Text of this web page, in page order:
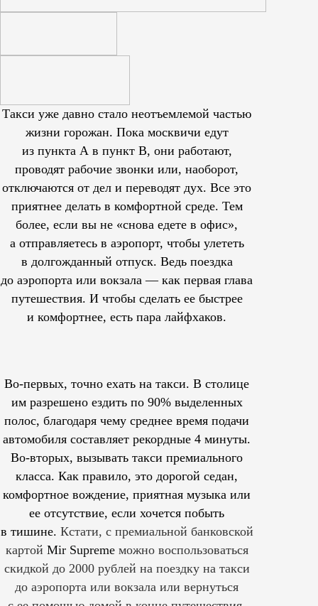
Такси уже давно стало неотъемлемой частью
жизни горожан. Пока москвичи едут
из пункта А в пункт В, они работают,
проводят рабочие звонки или, наоборот,
отключаются от дел и переводят дух. Все это
приятнее делать в комфортной среде. Тем
более, если вы не «снова едете в офис»,
а отправляетесь в аэропорт, чтобы улететь
в долгожданный отпуск. Ведь поездка
до аэропорта или вокзала — как первая глава
путешествия. И чтобы сделать ее быстрее
и комфортнее, есть пара лайфхаков.
Во-первых, точно ехать на такси. В столице
им разрешеноездить по 90% выделенных
полос, благодаря чему среднее время подачи
автомобиля составляет рекордные 4 минуты.
Во-вторых, вызывать такси премиального
класса. Как правило, это дорогой седан,
комфортное вождение, приятная музыка или
ее отсутствие, если хочется побыть
в тишине. Кстати, с премиальной банковской
картой Mir Supreme можно воспользоваться
скидкой до 2000 рублей на поездку на такси
до аэропорта или вокзала или вернуться